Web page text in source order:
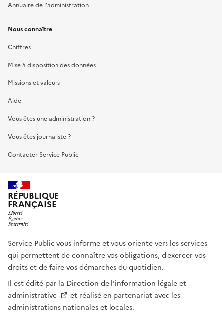
Annuaire de l'administration
Nous connaître
Chiffres
Mise à disposition des données
Missions et valeurs
Aide
Vous êtes une administration ?
Vous êtes journaliste ?
Contacter Service Public
RÉPUBLIQUE
FRANÇAISE
Service Public vous informe et vous oriente vers les services
qui permettent de connaître vos obligations, d’exercer vos
droits et de faire vos démarches du quotidien.
Il est édité par la Direction de l’information légale et
administrative
et réalisé en partenariat avec les
administrations nationales et locales.